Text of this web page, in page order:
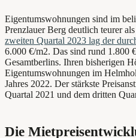
Eigentumswohnungen sind im
Prenzlauer Berg deutlich teurer
zweiten Quartal 2023 lag der
6.000 €/m2. Das sind rund 1.800
Gesamtberlins. Ihren bisherigen
Eigentumswohnungen im
Jahres 2022. Der stärkste
Quartal 2021 und dem dritten
Die